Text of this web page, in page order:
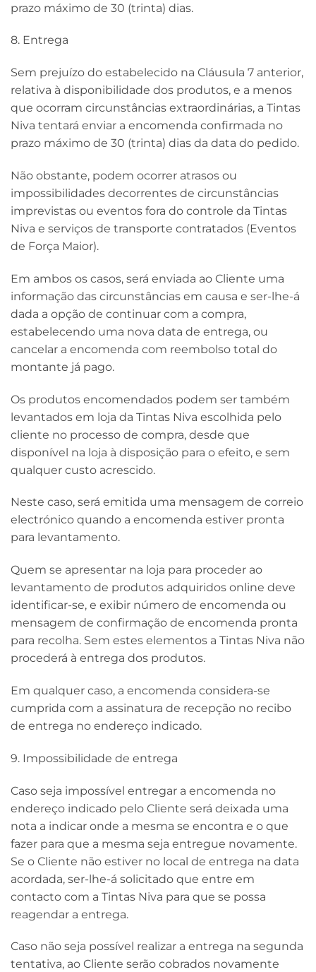
prazo máximo de 30 (trinta) dias.
8. Entrega
Sem prejuízo do estabelecido na Cláusula 7 anterior,
relativa à disponibilidade dos produtos, e a menos
que ocorram circunstâncias extraordinárias, a Tintas
Niva tentará enviar a encomenda confirmada no
prazo máximo de 30 (trinta) dias da data do pedido.
Não obstante, podem ocorrer atrasos ou
impossibilidades decorrentes de circunstâncias
imprevistas ou eventos fora do controle da Tintas
Niva e serviços de transporte contratados (Eventos
de Força Maior).
Em ambos os casos, será enviada ao Cliente uma
informação das circunstâncias em causa e ser-lhe-á
dada a opção de continuar com a compra,
estabelecendo uma nova data de entrega, ou
cancelar a encomenda com reembolso total do
montante já pago.
Os produtos encomendados podem ser também
levantados em loja da Tintas Niva escolhida pelo
cliente no processo de compra, desde que
disponível na loja à disposição para o efeito, e sem
qualquer custo acrescido.
Neste caso, será emitida uma mensagem de correio
electrónico quando a encomenda estiver pronta
para levantamento.
Quem se apresentar na loja para proceder ao
levantamento de produtos adquiridos online deve
identificar-se, e exibir número de encomenda ou
mensagem de confirmação de encomenda pronta
para recolha. Sem estes elementos a Tintas Niva não
procederá à entrega dos produtos.
Em qualquer caso, a encomenda considera-se
cumprida com a assinatura de recepção no recibo
de entrega no endereço indicado.
9. Impossibilidade de entrega
Caso seja impossível entregar a encomenda no
endereço indicado pelo Cliente será deixada uma
nota a indicar onde a mesma se encontra e o que
fazer para que a mesma seja entregue novamente.
Se o Cliente não estiver no local de entrega na data
acordada, ser-lhe-á solicitado que entre em
contacto com a Tintas Niva para que se possa
reagendar a entrega.
Caso não seja possível realizar a entrega na segunda
tentativa, ao Cliente serão cobrados novamente